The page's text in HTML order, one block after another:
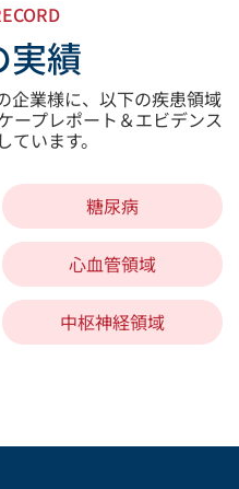
実績
企業様に、以下の疾患領域
ープレポート＆エビデンス
います。
糖尿病
心血管領域
中枢神経領域